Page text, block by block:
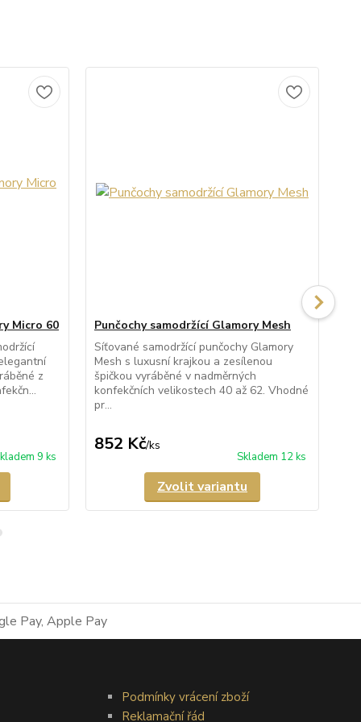
Micro 60
z
9 ks
Punčochy samodržící Glamory Mesh
Síťované samodržící punčochy Glamory
Mesh s luxusní krajkou a zesílenou
špičkou vyráběné v nadměrných
konfekčních velikostech 40 až 62. Vhodné
pr...
852 Kč/ks
Skladem 12 ks
Zvolit variantu
Podmínky vrácení zboží
Reklamační řád